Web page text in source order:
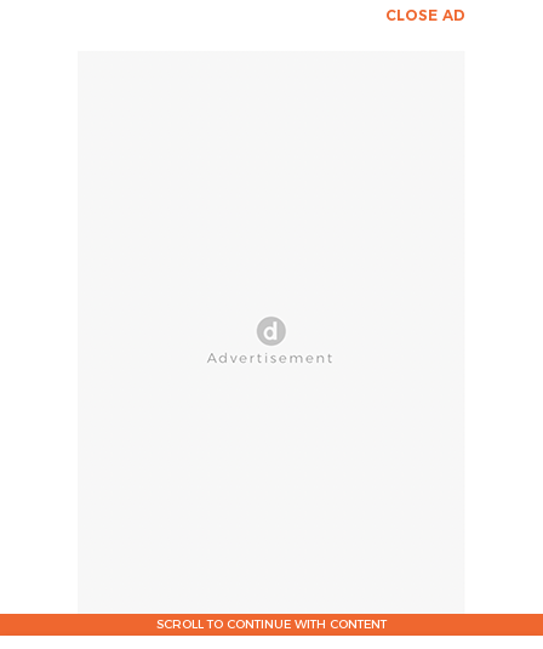
CLOSE AD
SCROLL TO CONTINUE WITH CONTENT